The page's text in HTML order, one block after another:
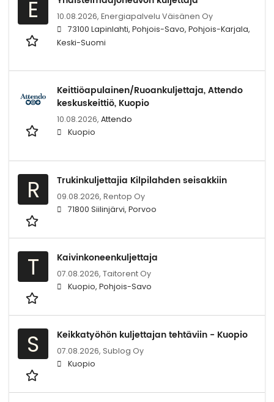
E 10.08.2026, Energiapalvelu Väisänen Oy
73100 Lapinlahti, Pohjois-Savo, Pohjois-Karjala,
Keski-Suomi
Keittiöapulainen/Ruoankuljettaja, Attendo
keskuskeittiö, Kuopio
10.08.2026, Attendo
Kuopio
R Trukinkuljettajia Kilpilahden seisakkiin
09.08.2026, Rentop Oy
71800 Siilinjärvi, Porvoo
T Kaivinkoneenkuljettaja
07.08.2026, Taitorent Oy
Kuopio, Pohjois-Savo
S Keikkatyöhön kuljettajan tehtäviin - Kuopio
07.08.2026, Sublog Oy
Kuopio